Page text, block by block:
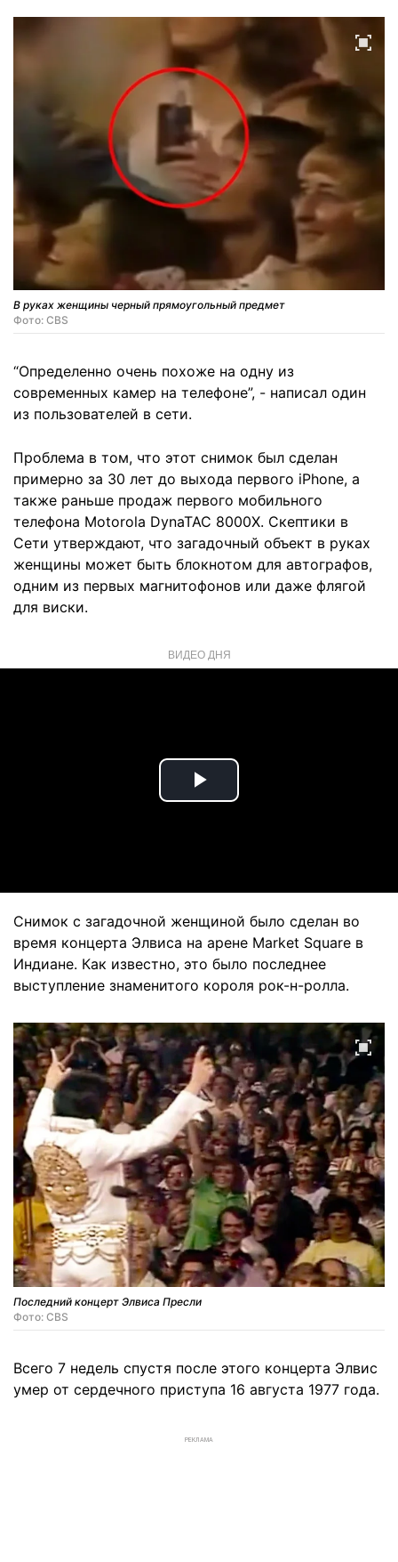
В руках женщины черный прямоугольный предмет
Фото: CBS
“Определенно очень похоже на одну из
современных камер на телефоне”, - написал один
из пользователей в сети.
Проблема в том, что этот снимок был сделан
примерно за 30 лет до выхода первого iPhone, а
также раньше продаж первого мобильного
телефона Motorola DynaTAC 8000X. Скептики в
Сети утверждают, что загадочный объект в руках
женщины может быть блокнотом для автографов,
одним из первых магнитофонов или даже флягой
для виски.
ВИДЕО ДНЯ
Play
Снимок с загадочной женщиной было сделан во
время концерта Элвиса на арене Market Square в
Индиане. Как известно, это было последнее
выступление знаменитого короля рок-н-ролла.
Последний концерт Элвиса Пресли
Фото: CBS
Всего 7 недель спустя после этого концерта Элвис
умер от сердечного приступа 16 августа 1977 года.
РЕКЛАМА